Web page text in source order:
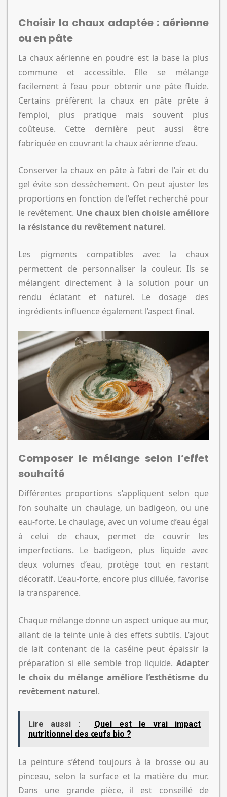
Choisir la chaux adaptée : aérienne
ou en pâte
La chaux aérienne en poudre est la base la plus
commune et accessible. Elle se mélange
facilement à l’eau pour obtenir une pâte fluide.
Certains préfèrent la chaux en pâte prête à
l’emploi, plus pratique mais souvent plus
coûteuse. Cette dernière peut aussi être
fabriquée en couvrant la chaux aérienne d’eau.
Conserver la chaux en pâte à l’abri de l’air et du
gel évite son dessèchement. On peut ajuster les
proportions en fonction de l’effet recherché pour
le revêtement. Une chaux bien choisie améliore
la résistance du revêtement naturel.
Les pigments compatibles avec la chaux
permettent de personnaliser la couleur. Ils se
mélangent directement à la solution pour un
rendu éclatant et naturel. Le dosage des
ingrédients influence également l’aspect final.
Composer le mélange selon l’effet
souhaité
Différentes proportions s’appliquent selon que
l’on souhaite un chaulage, un badigeon, ou une
eau-forte. Le chaulage, avec un volume d’eau égal
à celui de chaux, permet de couvrir les
imperfections. Le badigeon, plus liquide avec
deux volumes d’eau, protège tout en restant
décoratif. L’eau-forte, encore plus diluée, favorise
la transparence.
Chaque mélange donne un aspect unique au mur,
allant de la teinte unie à des effets subtils. L’ajout
de lait contenant de la caséine peut épaissir la
préparation si elle semble trop liquide.Adapter
le choix du mélange améliore l’esthétisme du
revêtement naturel.
Lire aussi :
Quel est le vrai impact
nutritionnel des œufs bio ?
La peinture s’étend toujours à la brosse ou au
pinceau, selon la surface et la matière du mur.
Dans une grande pièce, il est conseillé de